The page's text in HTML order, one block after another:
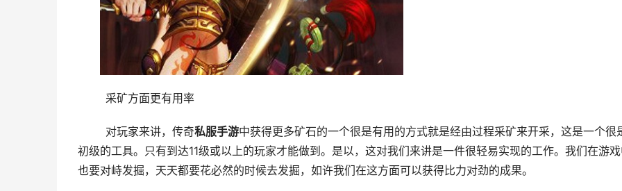
	采矿方面更有用率
	对玩家来讲，传奇
私服手游中获得更多矿石的一个很是有用的方式就是经由过程采矿来开采，这是一个很
初级的工具。只有到达11级或以上的玩家才能做到。是以，这对我们来讲是一件很轻易实现的工作。我们在游
也要对峙发掘，天天都要花必然的时候去发掘，如许我们在这方面可以获得比力对劲的成果。